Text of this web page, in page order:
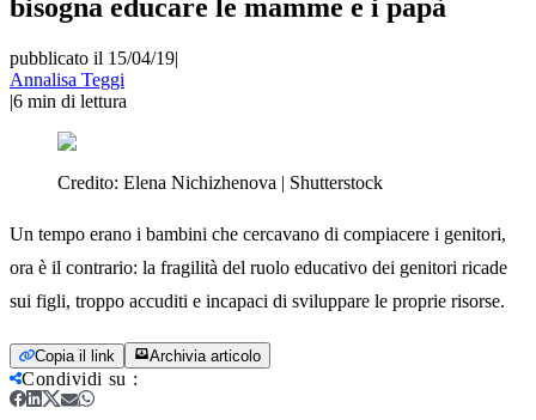
bisogna educare le mamme e i papà
pubblicato il 15/04/19|
Annalisa Teggi
|6 min di lettura
Credito: Elena Nichizhenova | Shutterstock
Un tempo erano i bambini che cercavano di compiacere i genitori,
ora è il contrario: la fragilità del ruolo educativo dei genitori ricade
sui figli, troppo accuditi e incapaci di sviluppare le proprie risorse.
Copia il link Archivia articolo
Condividi su :